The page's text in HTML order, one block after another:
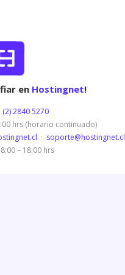
en Hostingnet!
(2) 2840 5270
hrs (horario continuado)
· soporte@hostingnet.cl
– 18:00 hrs